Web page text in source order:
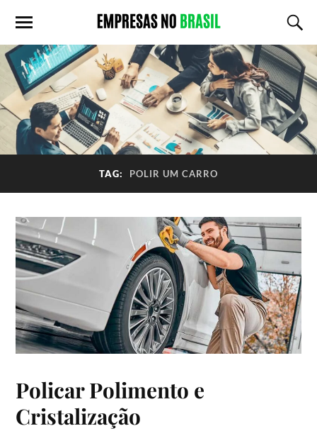
TAG: POLIR UM CARRO
Policar Polimento e
Cristalização